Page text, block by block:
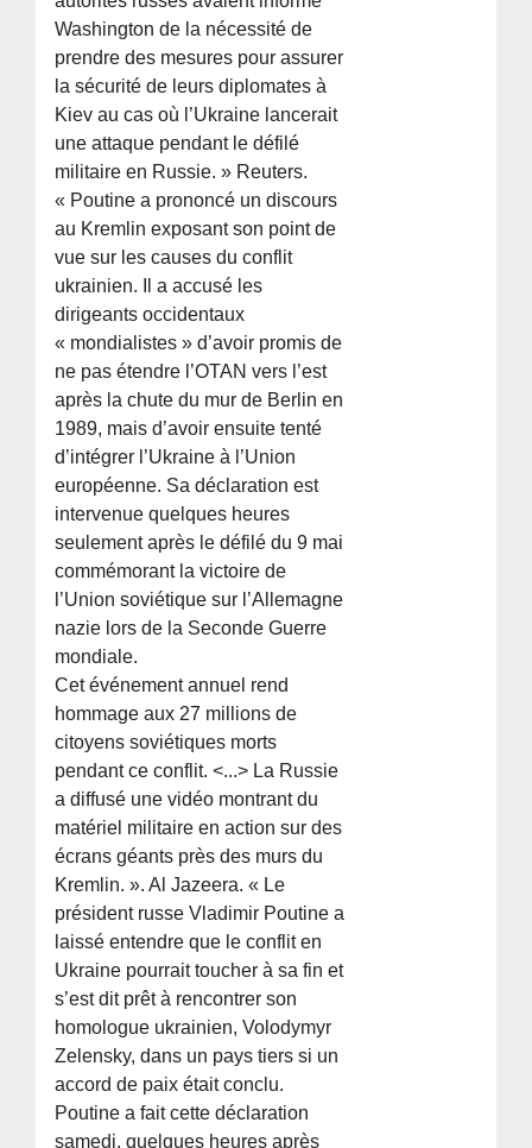
Washington de la nécessité de
prendre des mesures pour assurer
la sécurité de leurs diplomates à
Kiev au cas où l’Ukraine lancerait
une attaque pendant le défilé
militaire en Russie. » Reuters.
« Poutine a prononcé un discours
au Kremlin exposant son point de
vue sur les causes du conflit
ukrainien. Il a accusé les
dirigeants occidentaux
« mondialistes » d’avoir promis de
ne pas étendre l’OTAN vers l’est
après la chute du mur de Berlin en
1989, mais d’avoir ensuite tenté
d’intégrer l’Ukraine à l’Union
européenne. Sa déclaration est
intervenue quelques heures
seulement après le défilé du 9 mai
commémorant la victoire de
l’Union soviétique sur l’Allemagne
nazie lors de la Seconde Guerre
mondiale.
Cet événement annuel rend
hommage aux 27 millions de
citoyens soviétiques morts
pendant ce conflit. <...> La Russie
a diffusé une vidéo montrant du
matériel militaire en action sur des
écrans géants près des murs du
Kremlin. ». Al Jazeera. « Le
président russe Vladimir Poutine a
laissé entendre que le conflit en
Ukraine pourrait toucher à sa fin et
s’est dit prêt à rencontrer son
homologue ukrainien, Volodymyr
Zelensky, dans un pays tiers si un
accord de paix était conclu.
Poutine a fait cette déclaration
samedi, quelques heures après